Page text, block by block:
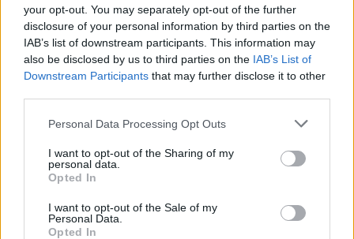
your opt-out. You may separately opt-out of the further
disclosure of your personal information by third parties on the
IAB’s list of downstream participants. This information may
also be disclosed by us to third parties on the IAB’s List of
Downstream Participants that may further disclose it to other
Please note that this website/app uses one or more Google
not limited to your visit or usage behaviour. You may click to
grant or deny consent to Google and its third-party tags to
use your data for below specified purposes in below Google
consent section.
Personal Data Processing Opt Outs
I want to opt-out of the Sharing of my
personal data.
Opted In
I want to opt-out of the Sale of my
Personal Data.
Opted In
Martina Marchesi
Martina Marchesi ha guidato la squadra che
ha coperto il piano urbanistico di Firenze,
sostenendo una linea editoriale basata
sull'analisi documentale. Vicedirettrice, porta
un dettaglio personale riconoscibile: una
agenda.